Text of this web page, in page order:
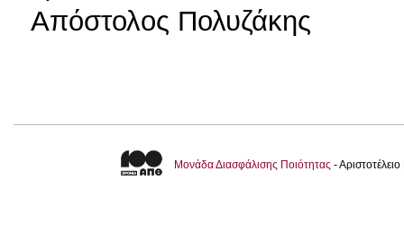
Απόστολος Πολυζάκης
Μονάδα Διασφάλισης Ποιότητας -